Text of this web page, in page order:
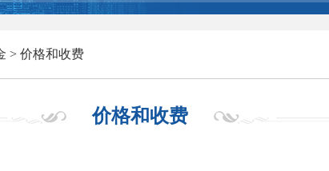
> 价格和收费
价格和收费